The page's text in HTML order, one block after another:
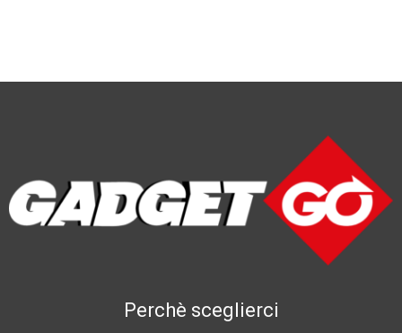
Perchè sceglierci